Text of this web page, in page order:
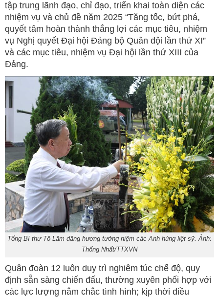
tập trung lãnh đạo, chỉ đạo, triển khai toàn diện các
nhiệm vụ và chủ đề năm 2025 “Tăng tốc, bứt phá,
quyết tâm hoàn thành thắng lợi các mục tiêu, nhiệm
vụ Nghị quyết Đại hội Đảng bộ Quân đội lần thứ XI”
và các mục tiêu, nhiệm vụ Đại hội lần thứ XIII của
Đảng.
Tổng Bí thư Tô Lâm dâng hương tưởng niệm các Anh hùng liệt sỹ. Ảnh:
Thống Nhất/TTXVN
Quân đoàn 12 luôn duy trì nghiêm túc chế độ, quy
định sẵn sàng chiến đấu, thường xuyên phối hợp với
các lực lượng nắm chắc tình hình; kịp thời điều